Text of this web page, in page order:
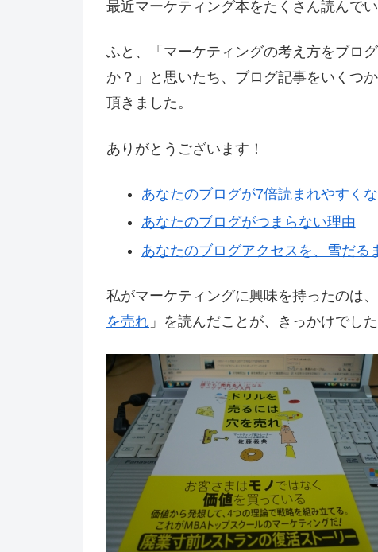
最近マーケティング本をたくさん読んでい
ふと、「マーケティングの考え方をブロ
か？」と思いたち、ブログ記事をいくつ
頂きました。
ありがとうございます！
あなたのブログが7倍読まれやすく
あなたのブログがつまらない理由
あなたのブログアクセスを、雪だる
私がマーケティングに興味を持ったのは
を売れ 」を読んだことが、きっかけでした